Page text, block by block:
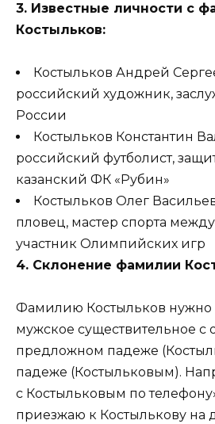
3. Известные личности с
Костыльков:
Костыльков Андрей
российский художник,
России
Костыльков Константин
российский футболист,
казанский ФК «Рубин»
Костыльков Олег
пловец, мастер спорта
участник Олимпийских игр
4. Склонение фамилии
Фамилию Костыльков нужно
мужское существительное с
предложном падеже
падеже (Костыльковым).
с Костыльковым по
приезжаю к Костылькову на